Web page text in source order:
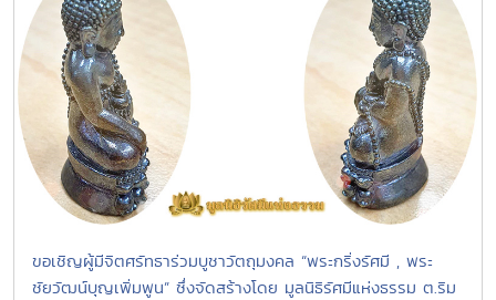
ขอเชิญผู้มีจิตศรัทธาร่วมบูชาวัตถุมงคล “พระกริ่งรัศมี , พระ
ชัยวัฒน์บุญเพิ่มพูน” ซึ่งจัดสร้างโดย มูลนิธิรัศมีแห่งธรรม ต.ริม